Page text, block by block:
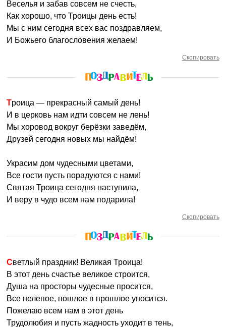
Веселья и забав совсем не счесть,
Как хорошо, что Троицы день есть!
Мы с ним сегодня всех вас поздравляем,
И Божьего благословения желаем!
Скопировать
Троица — прекрасный самый день!
И в церковь нам идти совсем не лень!
Мы хоровод вокруг берёзки заведём,
Друзей сегодня новых мы найдём!
Украсим дом чудесными цветами,
Все гости пусть порадуются с нами!
Святая Троица сегодня наступила,
И веру в чудо всем нам подарила!
Скопировать
Светлый праздник! Великая Троица!
В этот день счастье великое строится,
Душа на просторы чудесные просится,
Все нелепое, пошлое в прошлое уносится.
Пожелаю всем нам в этот день
Трудолюбия и пусть жадность уходит в тень,